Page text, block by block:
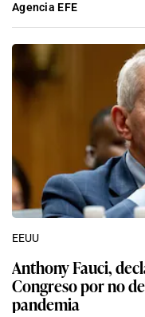
Agencia EFE
EEUU
Anthony Fauci,
Congreso por no
pandemia